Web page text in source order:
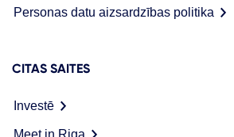
Personas datu aizsardzības politika
CITAS SAITES
Investē
Meet in Riga